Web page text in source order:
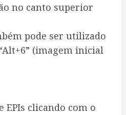
no canto superior
pode ser utilizado
(imagem inicial
EPIs clicando com o